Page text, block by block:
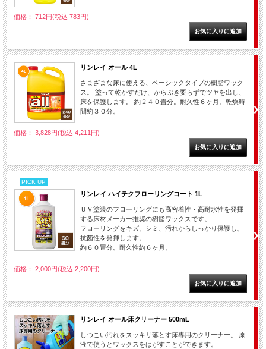
価格： 712円(税込 783円)
リンレイ オール 4L
さまざまな床に使える、ベーシックタイプの樹脂ワック
ス。 塗って乾かすだけ、からぶき要らずでツヤを出し、
床を保護します。 約２４０畳分。耐久性６ヶ月。乾燥時
間約３０分。
価格： 3,828円(税込 4,211円)
PICK UP
リンレイ ハイテクフローリングコート 1L
ＵＶ塗装のフローリングにも高密着性・高耐水性を発揮
する床材メーカー推奨の樹脂ワックスです。
フローリングをキズ、シミ、汚れからしっかり保護し、
抗菌性を発揮します。
約６０畳分。耐久性約６ヶ月。
価格： 2,000円(税込 2,200円)
リンレイ オール床クリーナー 500mL
しつこい汚れをスッキリ落とす床専用のクリーナー。 原
液で使うとワックスをはがすことができます。